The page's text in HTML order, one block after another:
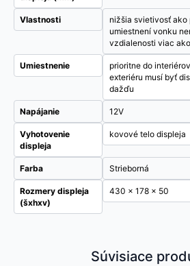
Vlastnosti
nižšia svietivosť ako
umiestnení vonku
vzdialenosti viac
Umiestnenie
prioritne do
exteriéru musí byť
dažďu
Napájanie 12V
Vyhotovenie
displeja
kovové telo displeja
Farba Strieborná
Rozmery displeja
(šxhxv)
430 x 178 x 50
Súvisiace